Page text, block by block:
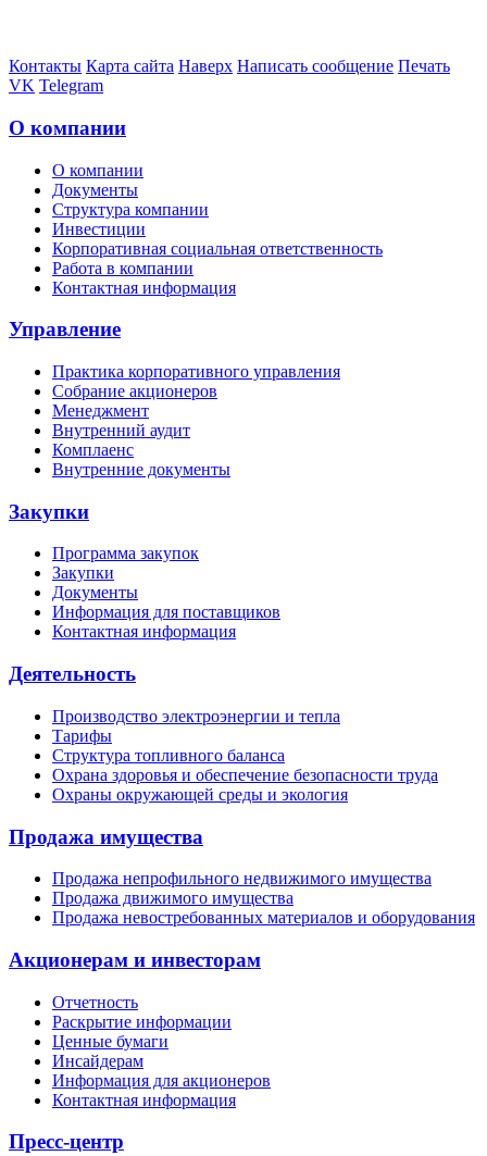
Контакты Карта сайта Наверх Написать сообщение Печать
VK Telegram
О компании
О компании
Документы
Структура компании
Инвестиции
Корпоративная социальная ответственность
Работа в компании
Контактная информация
Управление
Практика корпоративного управления
Собрание акционеров
Менеджмент
Внутренний аудит
Комплаенс
Внутренние документы
Закупки
Программа закупок
Закупки
Документы
Информация для поставщиков
Контактная информация
Деятельность
Производство электроэнергии и тепла
Тарифы
Структура топливного баланса
Охрана здоровья и обеспечение безопасности труда
Охраны окружающей среды и экология
Продажа имущества
Продажа непрофильного недвижимого имущества
Продажа движимого имущества
Продажа невостребованных материалов и оборудования
Акционерам и инвесторам
Отчетность
Раскрытие информации
Ценные бумаги
Инсайдерам
Информация для акционеров
Контактная информация
Пресс-центр